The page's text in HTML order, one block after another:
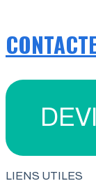
LIENS UTILES